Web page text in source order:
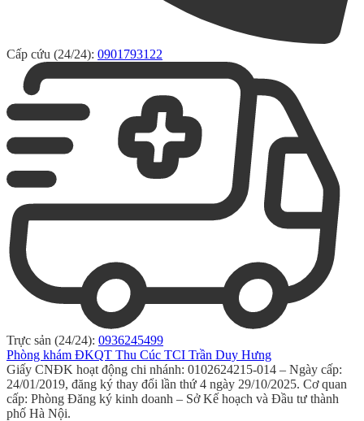
Cấp cứu (24/24): 0901793122
Trực sản (24/24): 0936245499
Phòng khám ĐKQT Thu Cúc TCI Trần Duy Hưng
Giấy CNĐK hoạt động chi nhánh: 0102624215-014 – Ngày cấp:
24/01/2019, đăng ký thay đổi lần thứ 4 ngày 29/10/2025. Cơ quan
cấp: Phòng Đăng ký kinh doanh – Sở Kế hoạch và Đầu tư thành
phố Hà Nội.